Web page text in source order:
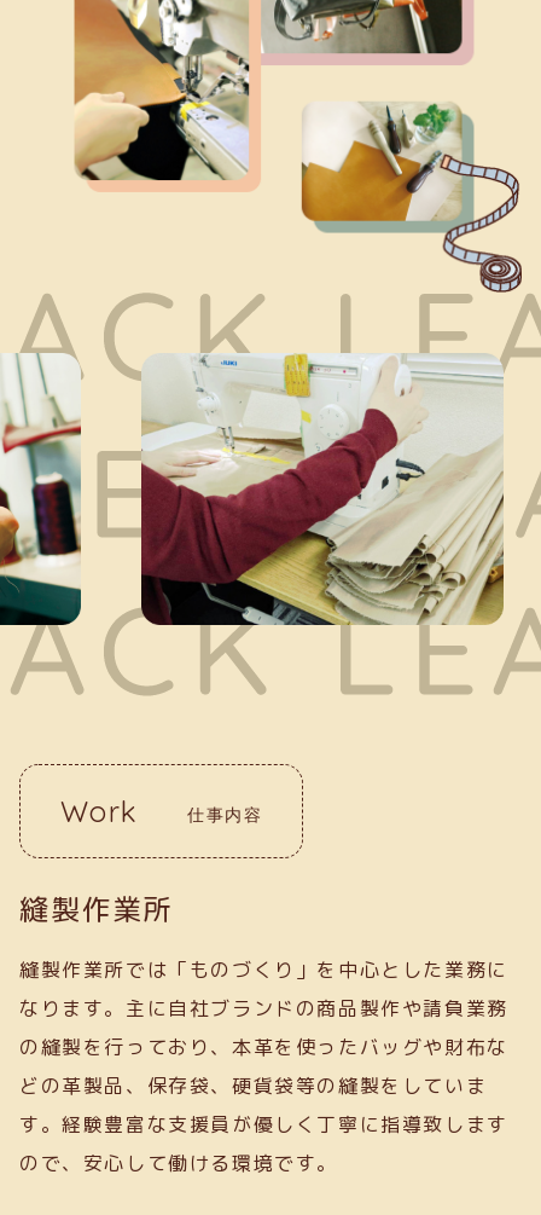
Work 仕事内容
縫製作業所
縫製作業所では「ものづくり」を中心とした業務に
なります。主に自社ブランドの商品製作や請負業務
の縫製を行っており、本革を使ったバッグや財布な
どの革製品、保存袋、硬貨袋等の縫製をしていま
す。経験豊富な支援員が優しく丁寧に指導致します
ので、安心して働ける環境です。